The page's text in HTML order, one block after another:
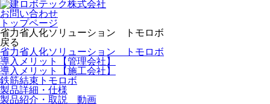
お問い合わせ
トップページ
省力省人化ソリューション トモロボ
戻る
省力省人化ソリューション トモロボ
導入メリット【管理会社】
導入メリット【施工会社】
鉄筋結束トモロボ
製品詳細・仕様
製品紹介・取説 動画